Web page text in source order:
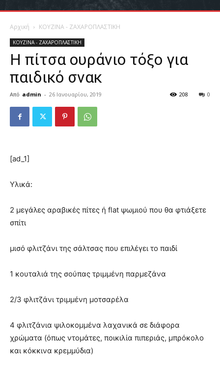
Αρχική ΚΟΥΖΙΝΑ - ΖΑΧΑΡΟΠΛΑΣΤΙΚΗ
ΚΟΥΖΙΝΑ - ΖΑΧΑΡΟΠΛΑΣΤΙΚΗ
Η πίτσα ουράνιο τόξο για
παιδικό σνακ
Από admin - 26 Ιανουαρίου, 2019 0
208
[ad_1]
Υλικά:
2 μεγάλες αραβικές πίτες ή flat ψωμιού που θα φτιάξετε
σπίτι
μισό φλιτζάνι της σάλτσας που επιλέγει το παιδί
1 κουταλιά της σούπας τριμμένη παρμεζάνα
2/3 φλιτζάνι τριμμένη μοτσαρέλα
4 φλιτζάνια ψιλοκομμένα λαχανικά σε διάφορα
χρώματα (όπως ντομάτες, ποικιλία πιπεριάς, μπρόκολο
και κόκκινα κρεμμύδια)